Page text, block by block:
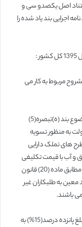
استناد اصل یکصدو سی و
اجرایی بند یاد شده را
مشروح مربوط به کار می
الف- اسناد خزانه اسلامی: اسناد با نام یا بی نام موضوع بند (ه)تبصره(5)
که دولت به منظور تسویه
های تملک دارایی
و آب با قیمت تکلیفی
فروش آن در سنوات قبل به شرکت های برق و آب مطابق ماده (20) قانون
به طلبکاران غیر
باشند.
ب- حفظ قدرت خرید: مبلغی متناسب با حداکثر مبلغ پانزده درصد(15%) به